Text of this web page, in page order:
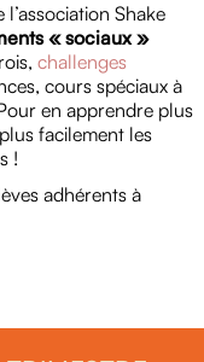
Shake
« sociaux »
challenges
cours spéciaux à
en apprendre plus
facilement les
!
adhérents à